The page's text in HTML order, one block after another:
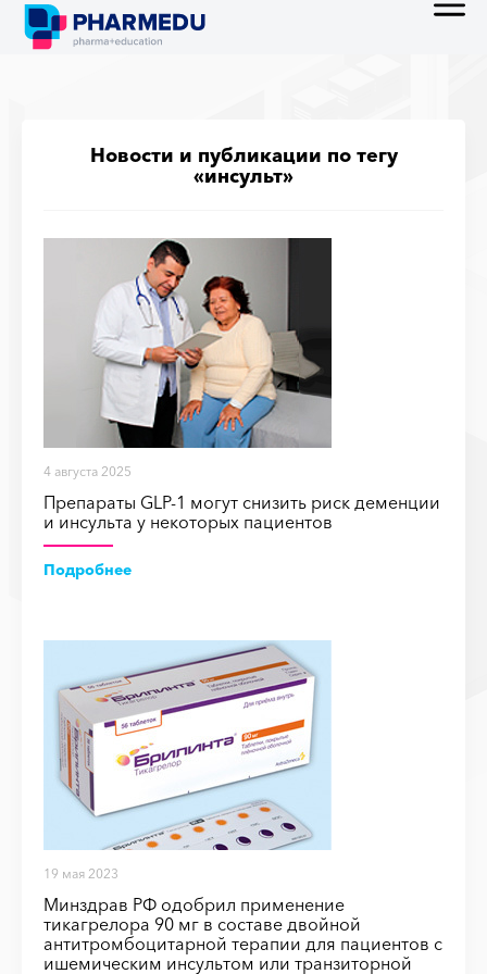
Новости и публикации по тегу
«инсульт»
4 августа 2025
Препараты GLP-1 могут снизить риск деменции
и инсульта у некоторых пациентов
Подробнее
19 мая 2023
Минздрав РФ одобрил применение
тикагрелора 90 мг в составе двойной
антитромбоцитарной терапии для пациентов с
ишемическим инсультом или транзиторной